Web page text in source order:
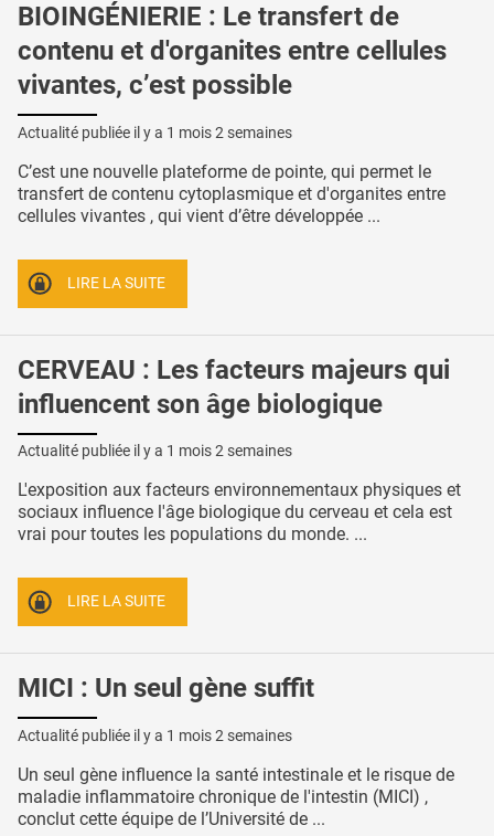
BIOINGÉNIERIE : Le transfert de
contenu et d'organites entre cellules
vivantes, c’est possible
Actualité publiée il y a 1 mois 2 semaines
C’est une nouvelle plateforme de pointe, qui permet le
transfert de contenu cytoplasmique et d'organites entre
cellules vivantes , qui vient d’être développée ...
LIRE LA SUITE
CERVEAU : Les facteurs majeurs qui
influencent son âge biologique
Actualité publiée il y a 1 mois 2 semaines
L'exposition aux facteurs environnementaux physiques et
sociaux influence l'âge biologique du cerveau et cela est
vrai pour toutes les populations du monde. ...
LIRE LA SUITE
MICI : Un seul gène suffit
Actualité publiée il y a 1 mois 2 semaines
Un seul gène influence la santé intestinale et le risque de
maladie inflammatoire chronique de l'intestin (MICI) ,
conclut cette équipe de l’Université de ...